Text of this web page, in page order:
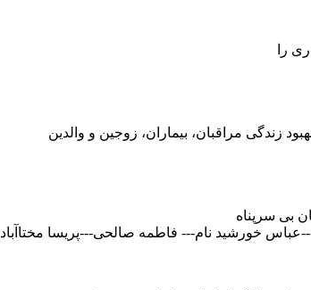
را
زندگی مراقبان، بیماران، زوجین و والدین
بی سرپناه
خورشید نام--- فاطمه صالحی---پریسا مختاآباد